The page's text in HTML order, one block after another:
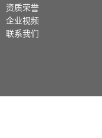
资质荣誉
企业视频
联系我们